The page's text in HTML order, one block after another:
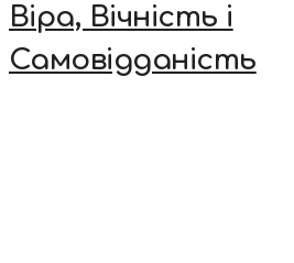
Віра, Вічність і
Самовідданість